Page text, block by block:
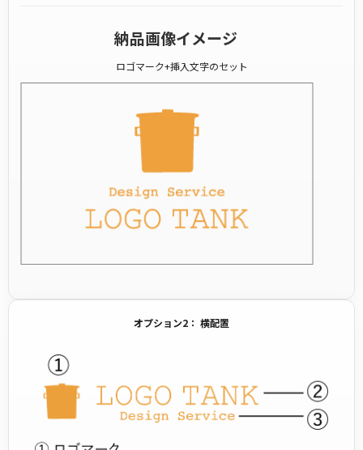
納品画像イメージ
ロゴマーク+挿入文字のセット
オプション2： 横配置